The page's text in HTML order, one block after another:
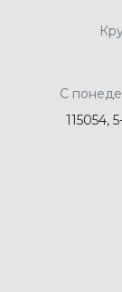
С
115054,